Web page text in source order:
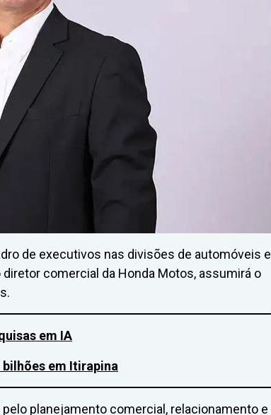
de executivos nas divisões de automóveis e
comercial da Honda Motos, assumirá o
em IA
em Itirapina
planejamento comercial, relacionamento e